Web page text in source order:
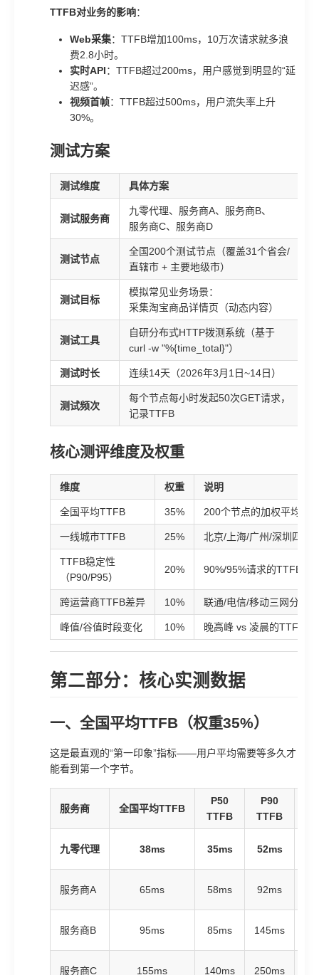
TTFB对业务的影响：
Web采集：TTFB增加100ms，10万次请求就多浪
费2.8小时。
实时API：TTFB超过200ms，用户感觉到明显的“延
迟感”。
视频首帧：TTFB超过500ms，用户流失率上升
30%。
测试方案
测试维度 具体方案
测试服务商
九零代理、服务商A、服务商B、
服务商C、服务商D
测试节点
全国200个测试节点（覆盖31个省会/
直辖市 + 主要地级市）
测试目标
模拟常见业务场景：
采集淘宝商品详情页（动态内容）
测试工具
自研分布式HTTP拨测系统（基于
curl -w "%{time_total}"）
测试时长 连续14天（2026年3月1日~14日）
测试频次
每个节点每小时发起50次GET请求，
记录TTFB
核心测评维度及权重
维度 权重 说明
全国平均TTFB 35% 200个节点的加权平均首
一线城市TTFB 25% 北京/上海/广州/深圳四城
TTFB稳定性
（P90/P95）
20% 90%/95%请求的TTFB上
跨运营商TTFB差异 10% 联通/电信/移动三网分别
峰值/谷值时段变化 10% 晚高峰 vs 凌晨的TTFB波
第二部分：核心实测数据
一、全国平均TTFB（权重35%）
这是最直观的“第一印象”指标——用户平均需要等多久才
能看到第一个字节。
服务商 全国平均TTFB
P50
TTFB
P90
TTFB
九零代理 38ms 35ms 52ms
服务商A 65ms 58ms 92ms
服务商B 95ms 85ms 145ms
服务商C 155ms 140ms 250ms